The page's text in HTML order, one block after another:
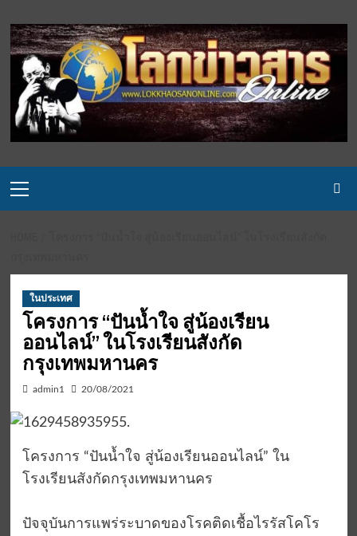
to
content
Menu
ในประเทศ
โครงการ “ปันน้ำใจ สู่น้องเรียน
ออนไลน์” ในโรงเรียนสังกัด
กรุงเทพมหานคร
admin1 20/08/2021
โครงการ “ปันน้ำใจ สู่น้องเรียนออนไลน์” ใน
โรงเรียนสังกัดกรุงเทพมหานคร
ปัจจุบันการแพร่ระบาดของโรคติดเชื้อไรรัสโคโร